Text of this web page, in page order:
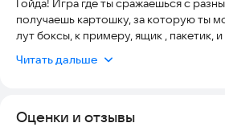
Гойда! Игра где ты сражаешься с
получаешь картошку, за которую ты
лут боксы, к примеру, ящик , пакетик,
также покупать разные оружия и
Читать дальше
Оценки и отзывы